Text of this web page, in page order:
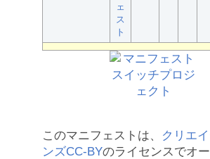
ェ
ス
ト
このマニフェストは、
クリエ
ンズCC-BYのライセンスでオ